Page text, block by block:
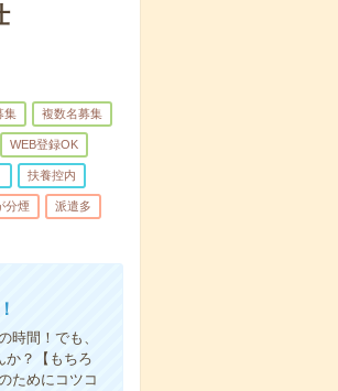
集 複数名募集
WEB登録OK
扶養控内
分煙 派遣多
間！でも、
か？【もちろ
ためにコツコ